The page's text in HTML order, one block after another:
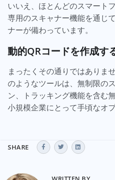
いいえ、ほとんどのスマート
専用のスキャナー機能を通じ
ナーが備わっています。
動的QRコードを作成す
まったくその通りではありま
のようなツールは、無制限の
ン、トラッキング機能を含む
小規模企業にとって手頃なオ
SHARE